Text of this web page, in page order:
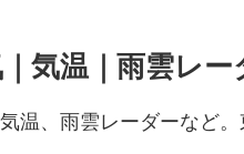
気温｜雨雲レー
温、雨雲レーダーなど